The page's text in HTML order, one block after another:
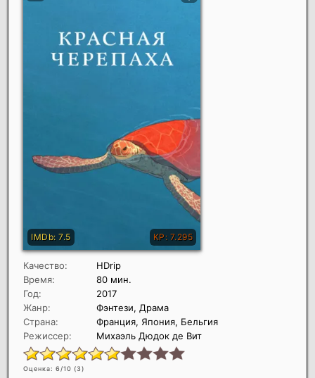
Качество:
HDrip
Время:
80 мин.
Год:
2017
Жанр:
Фэнтези, Драма
Страна:
Франция, Япония, Бельгия
Режиссер:
Михаэль Дюдок де Вит
Оценка: 6/10 (3)